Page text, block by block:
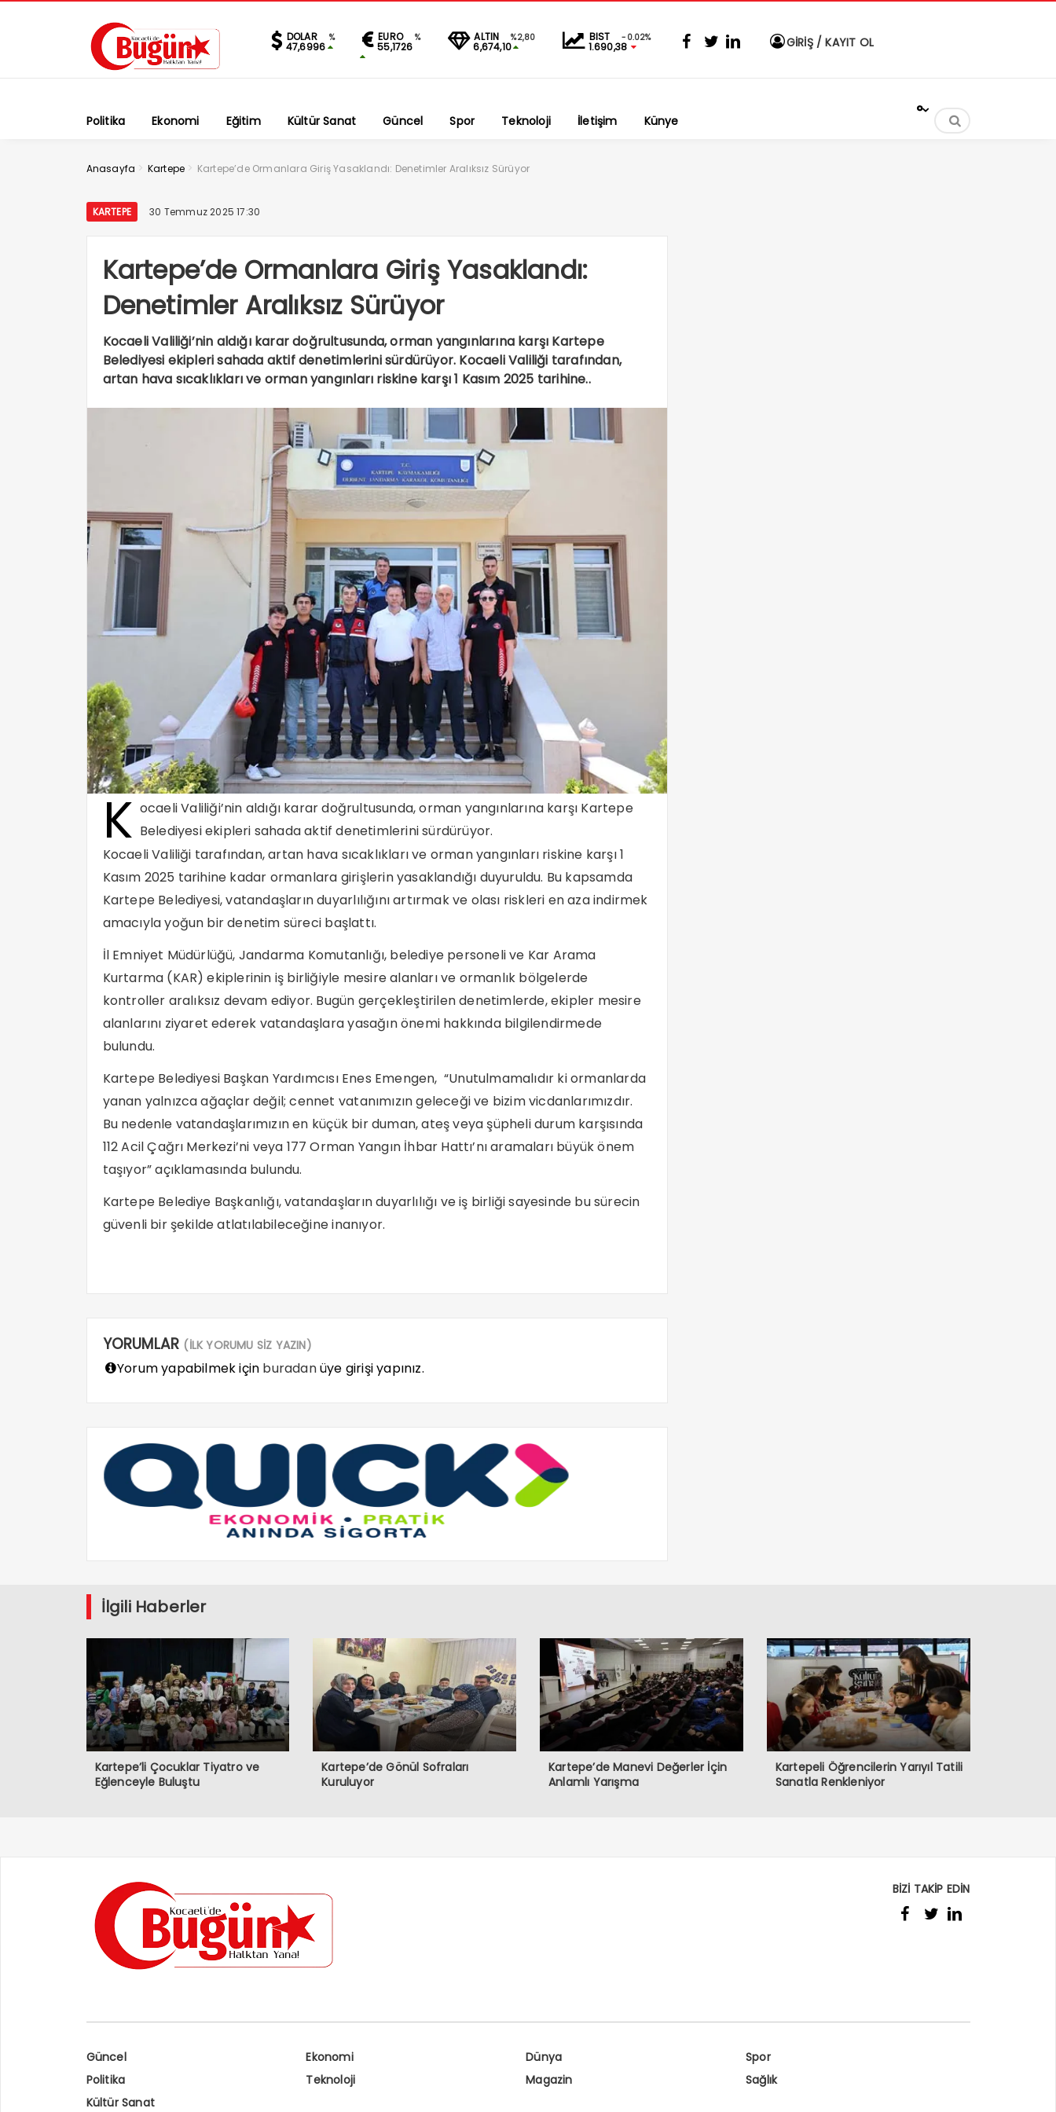
DOLAR %
47,6996
EURO %
55,1726
ALTIN %2,80
6,674,10
BIST -0.02%
1.690,38 GİRİŞ / KAYIT OL
Politika Ekonomi Eğitim Kültür Sanat Güncel Spor Teknoloji İletişim Künye
°
Anasayfa > Kartepe > Kartepe’de Ormanlara Giriş Yasaklandı: Denetimler Aralıksız Sürüyor
KARTEPE 30 Temmuz 2025 17:30
Kartepe’de Ormanlara Giriş Yasaklandı:
Denetimler Aralıksız Sürüyor
Kocaeli Valiliği’nin aldığı karar doğrultusunda, orman yangınlarına karşı Kartepe
Belediyesi ekipleri sahada aktif denetimlerini sürdürüyor. Kocaeli Valiliği tarafından,
artan hava sıcaklıkları ve orman yangınları riskine karşı 1 Kasım 2025 tarihine..
K ocaeli Valiliği’nin aldığı karar doğrultusunda, orman yangınlarına karşı Kartepe
Belediyesi ekipleri sahada aktif denetimlerini sürdürüyor.
Kocaeli Valiliği tarafından, artan hava sıcaklıkları ve orman yangınları riskine karşı 1
Kasım 2025 tarihine kadar ormanlara girişlerin yasaklandığı duyuruldu. Bu kapsamda
Kartepe Belediyesi, vatandaşların duyarlılığını artırmak ve olası riskleri en aza indirmek
amacıyla yoğun bir denetim süreci başlattı.
İl Emniyet Müdürlüğü, Jandarma Komutanlığı, belediye personeli ve Kar Arama
Kurtarma (KAR) ekiplerinin iş birliğiyle mesire alanları ve ormanlık bölgelerde
kontroller aralıksız devam ediyor. Bugün gerçekleştirilen denetimlerde, ekipler mesire
alanlarını ziyaret ederek vatandaşlara yasağın önemi hakkında bilgilendirmede
bulundu.
Kartepe Belediyesi Başkan Yardımcısı Enes Emengen, “Unutulmamalıdır ki ormanlarda
yanan yalnızca ağaçlar değil; cennet vatanımızın geleceği ve bizim vicdanlarımızdır.
Bu nedenle vatandaşlarımızın en küçük bir duman, ateş veya şüpheli durum karşısında
112 Acil Çağrı Merkezi’ni veya 177 Orman Yangın İhbar Hattı’nı aramaları büyük önem
taşıyor” açıklamasında bulundu.
Kartepe Belediye Başkanlığı, vatandaşların duyarlılığı ve iş birliği sayesinde bu sürecin
güvenli bir şekilde atlatılabileceğine inanıyor.
YORUMLAR (İLK YORUMU SİZ YAZIN)
Yorum yapabilmek için buradanüye girişi yapınız.
İlgili Haberler
Kartepe’li Çocuklar Tiyatro ve
Eğlenceyle Buluştu
Kartepe’de Gönül Sofraları
Kuruluyor
Kartepe’de Manevi Değerler İçin
Anlamlı Yarışma
Kartepeli Öğrencilerin Yarıyıl Tatili
Sanatla Renkleniyor
BİZİ TAKİP EDİN
Güncel Ekonomi Dünya
Spor
Politika
Teknoloji Magazin
Sağlık
Kültür Sanat